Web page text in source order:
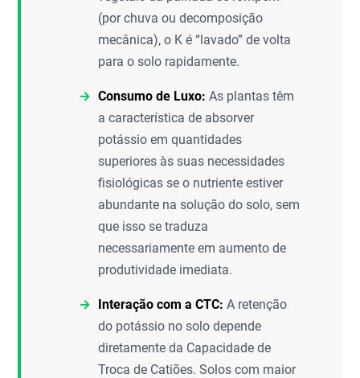
(por chuva ou decomposição
mecânica), o K é “lavado” de volta
para o solo rapidamente.
Consumo de Luxo: As plantas têm
a característica de absorver
potássio em quantidades
superiores às suas necessidades
fisiológicas se o nutriente estiver
abundante na solução do solo, sem
que isso se traduza
necessariamente em aumento de
produtividade imediata.
Interação com a CTC: A retenção
do potássio no solo depende
diretamente da Capacidade de
Troca de Catiões. Solos com maior